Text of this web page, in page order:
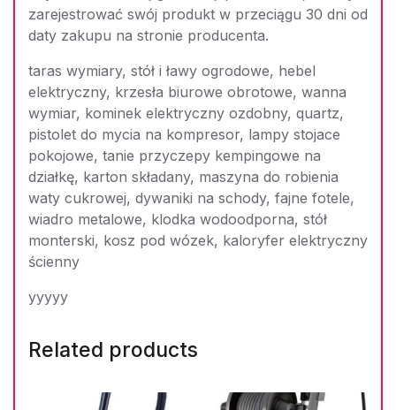
zarejestrować swój produkt w przeciągu 30 dni od
daty zakupu na stronie producenta.
taras wymiary, stół i ławy ogrodowe, hebel
elektryczny, krzesła biurowe obrotowe, wanna
wymiar, kominek elektryczny ozdobny, quartz,
pistolet do mycia na kompresor, lampy stojace
pokojowe, tanie przyczepy kempingowe na
działkę, karton składany, maszyna do robienia
waty cukrowej, dywaniki na schody, fajne fotele,
wiadro metalowe, klodka wodoodporna, stół
monterski, kosz pod wózek, kaloryfer elektryczny
ścienny
yyyyy
Related products